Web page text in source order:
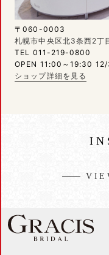
〒060-0003
札幌市中央区北3条西2丁
TEL 011-219-0800
OPEN 11:00～19:30
ショップ詳細を見る